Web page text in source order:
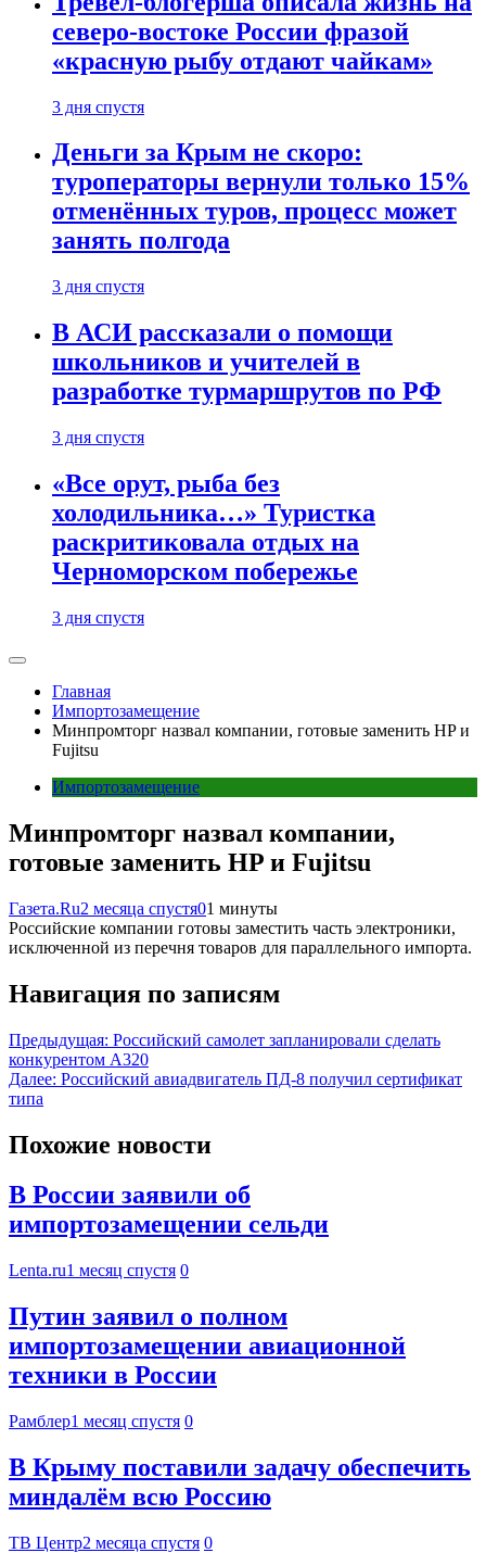
северо-востоке России фразой
«красную рыбу отдают чайкам»
3 дня спустя
Деньги за Крым не скоро:
туроператоры вернули только 15%
отменённых туров, процесс может
занять полгода
3 дня спустя
В АСИ рассказали о помощи
школьников и учителей в
разработке турмаршрутов по РФ
3 дня спустя
«Все орут, рыба без
холодильника…» Туристка
раскритиковала отдых на
Черноморском побережье
3 дня спустя
Главная
Импортозамещение
Минпромторг назвал компании, готовые заменить HP и
Fujitsu
Импортозамещение
Минпромторг назвал компании,
готовые заменить HP и Fujitsu
Газета.Ru2 месяца спустя01 минуты
Российские компании готовы заместить часть электроники,
исключенной из перечня товаров для параллельного импорта.
Навигация по записям
Предыдущая: Российский самолет запланировали сделать
конкурентом А320
Далее: Российский авиадвигатель ПД-8 получил сертификат
типа
Похожие новости
В России заявили об
импортозамещении сельди
Lenta.ru1 месяц спустя 0
Путин заявил о полном
импортозамещении авиационной
техники в России
Рамблер1 месяц спустя 0
В Крыму поставили задачу обеспечить
миндалём всю Россию
ТВ Центр2 месяца спустя 0